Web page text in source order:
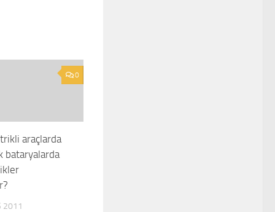
0
araçlarda
bataryalarda
2011